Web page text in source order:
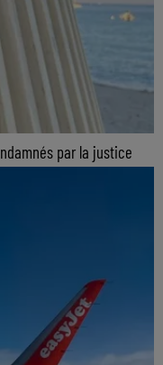
par la justice